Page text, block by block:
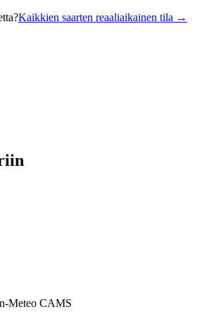
Kaikkien saarten reaaliaikainen tila →
Meteo CAMS